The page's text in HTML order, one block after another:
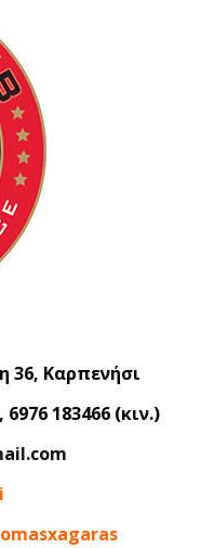
36, Καρπενήσι
183466 (κιν.)